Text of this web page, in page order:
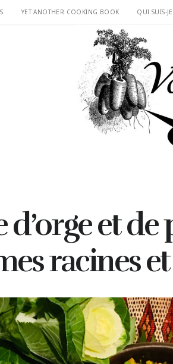
YET ANOTHER COOKING BOOK QUI SUIS-
d’orge et
racines